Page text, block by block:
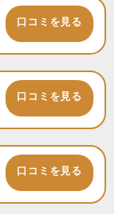
口コミを見る
口コミを見る
口コミを見る